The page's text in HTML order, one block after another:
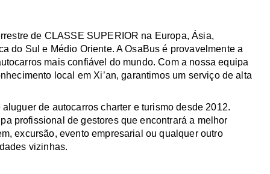
de CLASSE SUPERIOR na Europa, Ásia,
do Sul e Médio Oriente. A OsaBus é provavelmente a
mais confiável do mundo. Com a nossa equipa
local em Xi’an, garantimos um serviço de alta
de autocarros charter e turismo desde 2012.
profissional de gestores que encontrará a melhor
excursão, evento empresarial ou qualquer outro
vizinhas.